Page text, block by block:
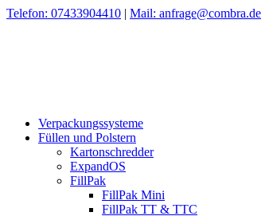
Telefon: 07433904410 | Mail: anfrage@combra.de
Verpackungssysteme
Füllen und Polstern
Kartonschredder
ExpandOS
FillPak
FillPak Mini
FillPak TT & TTC